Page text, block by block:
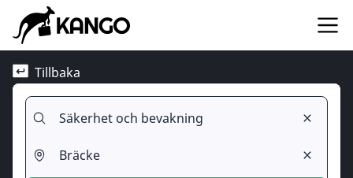
Tillbaka